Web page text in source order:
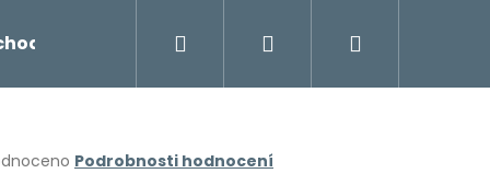
Napište námPřihlášení
Podrobnosti hodnocení